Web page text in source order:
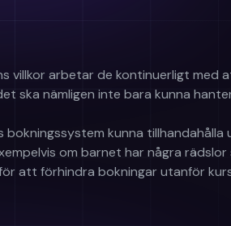
villkor arbetar de kontinuerligt med
ska nämligen inte bara kunna
kunna tillhandahålla
om barnet har några rädslor
att förhindra bokningar utanför